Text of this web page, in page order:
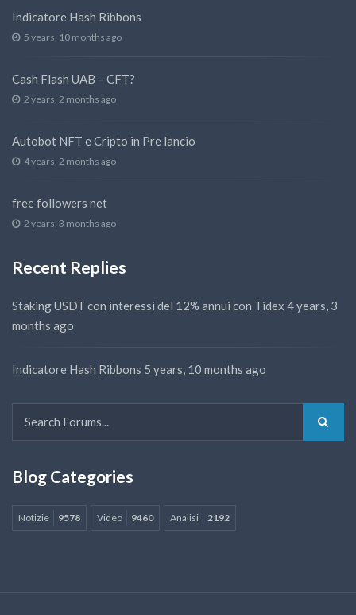
Indicatore Hash Ribbons
5 years, 10 months ago
Cash Flash UAB – CFT?
2 years, 2 months ago
Autobot NFT e Cripto in Pre lancio
4 years, 2 months ago
free followers net
2 years, 3 months ago
Recent Replies
Staking USDT con interessi del 12% annui con Tidex 4 years, 3
months ago
Indicatore Hash Ribbons 5 years, 10 months ago
Blog Categories
Notizie 9578 Video 9460 Analisi 2192